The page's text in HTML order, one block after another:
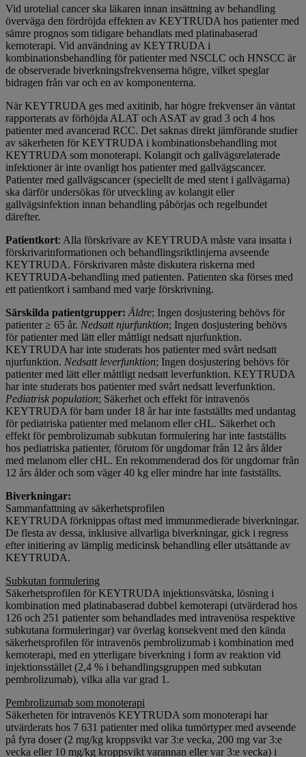
Vid urotelial cancer ska läkaren innan insättning av behandling
överväga den fördröjda effekten av KEYTRUDA hos patienter med
sämre prognos som tidigare behandlats med platinabaserad
kemoterapi. Vid användning av KEYTRUDA i
kombinationsbehandling för patienter med NSCLC och HNSCC är
de observerade biverkningsfrekvenserna högre, vilket speglar
bidragen från var och en av komponenterna.
När KEYTRUDA ges med axitinib, har högre frekvenser än väntat
rapporterats av förhöjda ALAT och ASAT av grad 3 och 4 hos
patienter med avancerad RCC. Det saknas direkt jämförande studier
av säkerheten för KEYTRUDA i kombinationsbehandling mot
KEYTRUDA som monoterapi. Kolangit och gallvägsrelaterade
infektioner är inte ovanligt hos patienter med gallvägscancer.
Patienter med gallvägscancer (speciellt de med stent i gallvägarna)
ska därför undersökas för utveckling av kolangit eller
gallvägsinfektion innan behandling påbörjas och regelbundet
därefter.
Patientkort: Alla förskrivare av KEYTRUDA måste vara insatta i
förskrivarinformationen och behandlingsriktlinjerna avseende
KEYTRUDA. Förskrivaren måste diskutera riskerna med
KEYTRUDA-behandling med patienten. Patienten ska förses med
ett patientkort i samband med varje förskrivning.
Särskilda patientgrupper: Äldre; Ingen dosjustering behövs för
patienter ≥ 65 år. Nedsatt njurfunktion; Ingen dosjustering behövs
för patienter med lätt eller måttligt nedsatt njurfunktion.
KEYTRUDA har inte studerats hos patienter med svårt nedsatt
njurfunktion. Nedsatt leverfunktion; Ingen dosjustering behövs för
patienter med lätt eller måttligt nedsatt leverfunktion. KEYTRUDA
har inte studerats hos patienter med svårt nedsatt leverfunktion.
Pediatrisk population; Säkerhet och effekt för intravenös
KEYTRUDA för barn under 18 år har inte fastställts med undantag
för pediatriska patienter med melanom eller cHL. Säkerhet och
effekt för pembrolizumab subkutan formulering har inte fastställts
hos pediatriska patienter, förutom för ungdomar från 12 års ålder
med melanom eller cHL. En rekommenderad dos för ungdomar från
12 års ålder och som väger 40 kg eller mindre har inte fastställts.
Biverkningar:
Sammanfattning av säkerhetsprofilen
KEYTRUDA förknippas oftast med immunmedierade biverkningar.
De flesta av dessa, inklusive allvarliga biverkningar, gick i regress
efter initiering av lämplig medicinsk behandling eller utsättande av
KEYTRUDA.
Subkutan formulering
Säkerhetsprofilen för KEYTRUDA injektionsvätska, lösning i
kombination med platinabaserad dubbel kemoterapi (utvärderad hos
126 och 251 patienter som behandlades med intravenösa respektive
subkutana formuleringar) var överlag konsekvent med den kända
säkerhetsprofilen för intravenös pembrolizumab i kombination med
kemoterapi, med en ytterligare biverkning i form av reaktion vid
injektionsstället (2,4 % i behandlingsgruppen med subkutan
pembrolizumab), vilka alla var grad 1.
Pembrolizumab som monoterapi
Säkerheten för intravenös KEYTRUDA som monoterapi har
utvärderats hos 7 631 patienter med olika tumörtyper med avseende
på fyra doser (2 mg/kg kroppsvikt var 3:e vecka, 200 mg var 3:e
vecka eller 10 mg/kg kroppsvikt varannan eller var 3:e vecka) i